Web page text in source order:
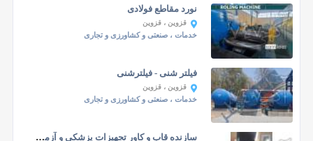
نورد مقاطع فولادی
قزوین ، قزوین
خدمات، صنعتی و کشاورزی و تجاری
فیلتر شنی - فیلترشنی
قزوین ، قزوین
خدمات، صنعتی و کشاورزی و تجاری
سازنده قاب و کاور تجهیزات پزشکی و آزمایشگاهی